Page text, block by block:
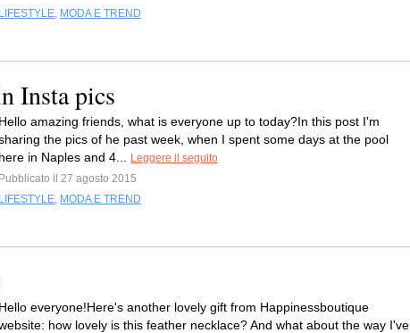
LIFESTYLE, MODA E TREND
Insta pics
Hello amazing friends, what is everyone up to today?In this post I'm
the pics of he past week, when I spent some days at the pool
here in Naples and 4...
Leggere il seguito
Pubblicato il 27 agosto 2015
LIFESTYLE, MODA E TREND
Hello everyone!Here's another lovely gift from Happinessboutique
how lovely is this feather necklace? And what about the way I've